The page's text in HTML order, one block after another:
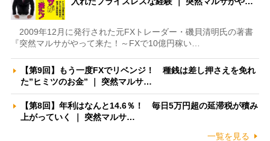
2009年12月に発行された元FXトレーダー・磯貝清明氏の著書
『突然マルサがやって来た！～FXで10億円稼い…
【第9回】もう一度FXでリベンジ！ 種銭は差し押さえを免れ
た”ヒミツのお金” ｜ 突然マルサ…
【第8回】年利はなんと14.6％！ 毎日5万円超の延滞税が積み
上がっていく ｜ 突然マルサ…
一覧を見る